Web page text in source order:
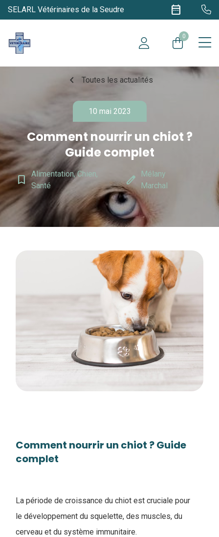
SELARL Vétérinaires de la Seudre date_range
0
chevron_left Toutes les actualités
10 mai 2023
Comment nourrir un chiot ?
Guide complet
bookmark_border Alimentation, Chien,
Santé
edit
Mélany
Marchal
Comment nourrir un chiot ? Guide
complet
La période de croissance du chiot est cruciale pour
le développement du squelette, des muscles, du
cerveau et du système immunitaire.